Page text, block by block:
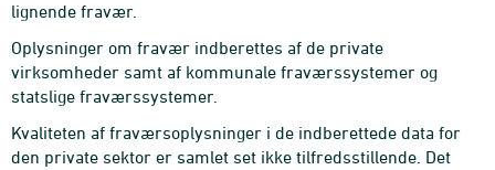
lignende fravær.
Oplysninger om fravær indberettes af de private
virksomheder samt af kommunale fraværssystemer og
statslige fraværssystemer.
Kvaliteten af fraværsoplysninger i de indberettede data for
den private sektor er samlet set ikke tilfredsstillende. Det